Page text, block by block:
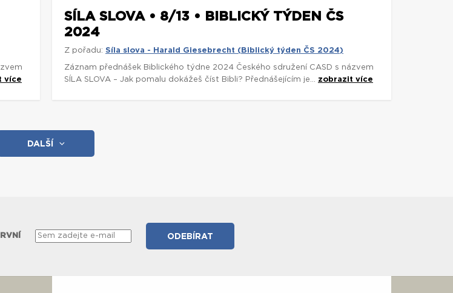
více
SÍLA SLOVA • 8/13 • BIBLICKÝ TÝDEN ČS
2024
Z pořadu: Síla slova - Harald Giesebrecht (Biblický týden ČS 2024)
Záznam přednášek Biblického týdne 2024 Českého sdružení CASD s názvem
SÍLA SLOVA – Jak pomalu dokážeš číst Bibli? Přednášejícím je... zobrazit více
DALŠÍ